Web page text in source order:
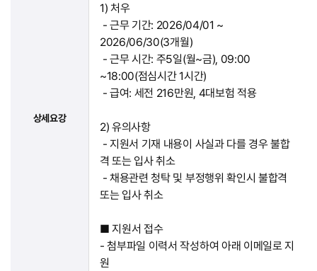
상세요강
1) 처우
- 근무 기간: 2026/04/01 ~
2026/06/30(3개월)
- 근무 시간: 주5일(월~금), 09:00
~18:00(점심시간 1시간)
- 급여: 세전 216만원, 4대보험 적용
2) 유의사항
- 지원서 기재 내용이 사실과 다를 경우 불합
격 또는 입사 취소
- 채용관련 청탁 및 부정행위 확인시 불합격
또는 입사 취소
■ 지원서 접수
- 첨부파일 이력서 작성하여 아래 이메일로 지
원